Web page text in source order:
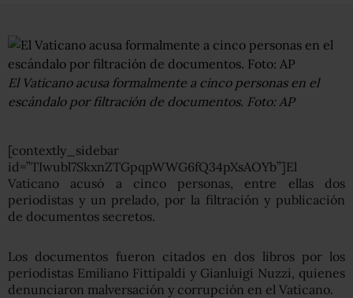
El Vaticano acusa formalmente a cinco personas en el
escándalo por filtración de documentos. Foto: AP
[contextly_sidebar
id=”TIwubl7SkxnZTGpqpWWG6fQ34pXsAOYb”]El
Vaticano acusó a cinco personas, entre ellas dos
periodistas y un prelado, por la filtración y publicación
de documentos secretos.
Los documentos fueron citados en dos libros por los
periodistas Emiliano Fittipaldi y Gianluigi Nuzzi, quienes
denunciaron malversación y corrupción en el Vaticano.